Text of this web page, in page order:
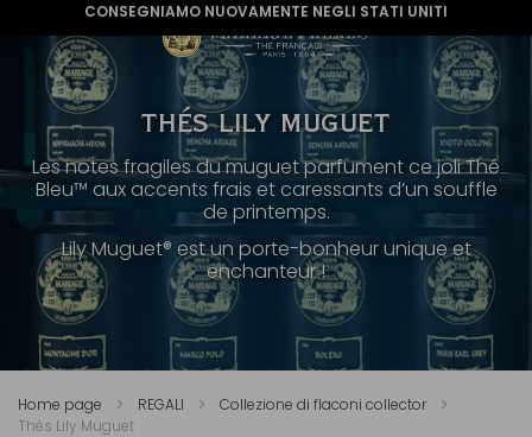
CONSEGNIAMO NUOVAMENTE NEGLI STATI UNITI
THÉS LILY MUGUET
Les notes fragiles du muguet parfument ce joli Thé
Bleu™ aux accents frais et caressants d’un souffle
de printemps.
Lily Muguet® est un porte-bonheur unique et
enchanteur !
Home page REGALI
Collezione di flaconi collector
Thés Lily Muguet